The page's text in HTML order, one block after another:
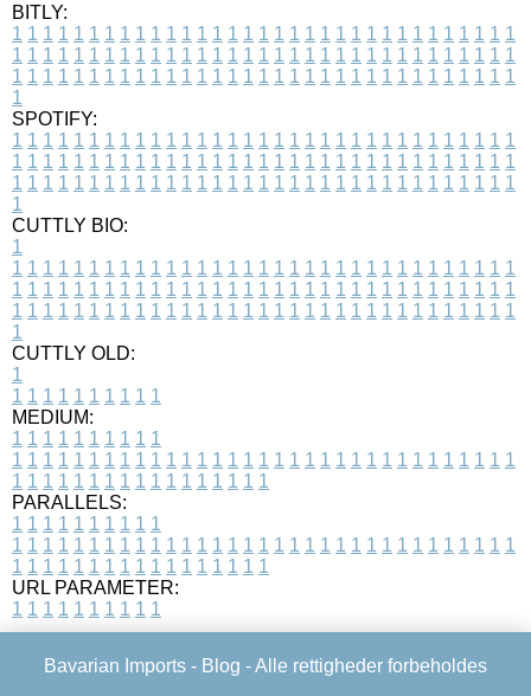
BITLY:
1 1 1 1 1 1 1 1 1 1 1 1 1 1 1 1 1 1 1 1 1 1 1 1 1 1 1 1 1 1 1 1 1
1 1 1 1 1 1 1 1 1 1 1 1 1 1 1 1 1 1 1 1 1 1 1 1 1 1 1 1 1 1 1 1 1
1 1 1 1 1 1 1 1 1 1 1 1 1 1 1 1 1 1 1 1 1 1 1 1 1 1 1 1 1 1 1 1 1
1
SPOTIFY:
1 1 1 1 1 1 1 1 1 1 1 1 1 1 1 1 1 1 1 1 1 1 1 1 1 1 1 1 1 1 1 1 1
1 1 1 1 1 1 1 1 1 1 1 1 1 1 1 1 1 1 1 1 1 1 1 1 1 1 1 1 1 1 1 1 1
1 1 1 1 1 1 1 1 1 1 1 1 1 1 1 1 1 1 1 1 1 1 1 1 1 1 1 1 1 1 1 1 1
1
CUTTLY BIO:
1
1 1 1 1 1 1 1 1 1 1 1 1 1 1 1 1 1 1 1 1 1 1 1 1 1 1 1 1 1 1 1 1 1
1 1 1 1 1 1 1 1 1 1 1 1 1 1 1 1 1 1 1 1 1 1 1 1 1 1 1 1 1 1 1 1 1
1 1 1 1 1 1 1 1 1 1 1 1 1 1 1 1 1 1 1 1 1 1 1 1 1 1 1 1 1 1 1 1 1
1
CUTTLY OLD:
1
1 1 1 1 1 1 1 1 1 1
MEDIUM:
1 1 1 1 1 1 1 1 1 1
1 1 1 1 1 1 1 1 1 1 1 1 1 1 1 1 1 1 1 1 1 1 1 1 1 1 1 1 1 1 1 1 1
1 1 1 1 1 1 1 1 1 1 1 1 1 1 1 1 1
PARALLELS:
1 1 1 1 1 1 1 1 1 1
1 1 1 1 1 1 1 1 1 1 1 1 1 1 1 1 1 1 1 1 1 1 1 1 1 1 1 1 1 1 1 1 1
1 1 1 1 1 1 1 1 1 1 1 1 1 1 1 1 1
URL PARAMETER:
1 1 1 1 1 1 1 1 1 1
Bavarian Imports - Blog - Alle rettigheder forbeholdes